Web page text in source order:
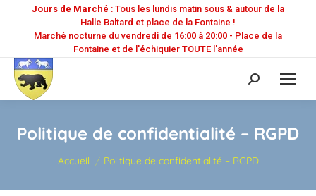
Jours de Marché : Tous les lundis matin sous & autour de la
Halle Baltard et place de la Fontaine !
Marché nocturne du vendredi de 16:00 à 20:00 - Place de la
Fontaine et de l'échiquier TOUTE l'année
Recherche
:
Politique de confidentialité – RGPD
Vous êtes ici :
Accueil Politique de confidentialité – RGPD